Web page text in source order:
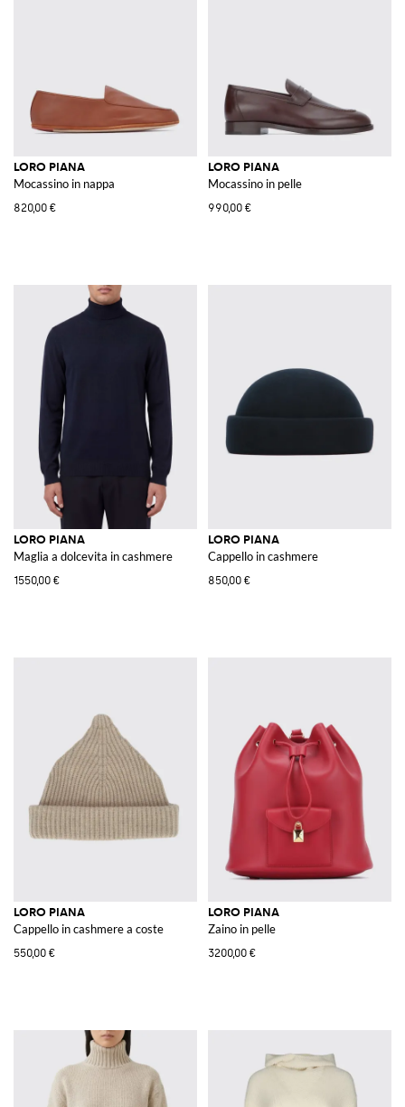
LORO PIANA
Mocassino in nappa
820,00 €
LORO PIANA
Mocassino in pelle
990,00 €
LORO PIANA
Maglia a dolcevita in cashmere
1550,00 €
LORO PIANA
Cappello in cashmere
850,00 €
LORO PIANA
Cappello in cashmere a coste
550,00 €
LORO PIANA
Zaino in pelle
3200,00 €